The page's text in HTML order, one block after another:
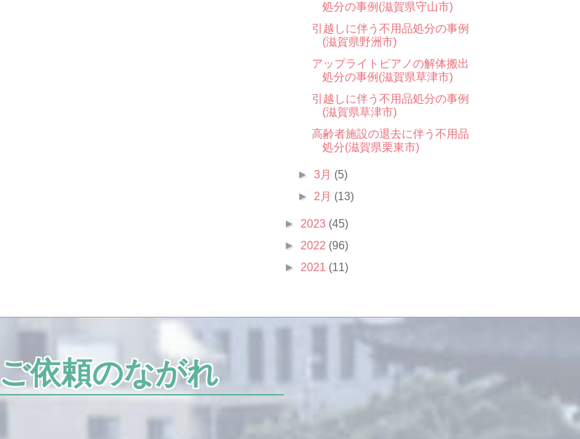
処分の事例(滋賀県守山市)
引越しに伴う不用品処分の事例
(滋賀県野洲市)
アップライトピアノの解体搬出
処分の事例(滋賀県草津市)
引越しに伴う不用品処分の事例
(滋賀県草津市)
高齢者施設の退去に伴う不用品
処分(滋賀県栗東市)
►3月 (5)
► 2月 (13)
► 2023 (45)
► 2022 (96)
► 2021 (11)
ご依頼のながれ